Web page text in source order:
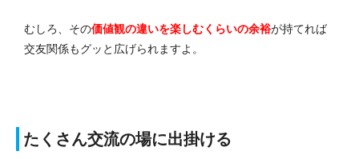
むしろ、 その価値観の違いを楽しむくらいの余裕が持てれば
交友関係もグッと広げられますよ。
たくさん交流の場に出掛ける